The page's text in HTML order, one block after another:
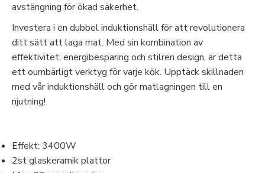
avstängning för ökad säkerhet.
Investera i en dubbel induktionshäll för att revolutionera
ditt sätt att laga mat. Med sin kombination av
effektivitet, energibesparing och stilren design, är detta
ett oumbärligt verktyg för varje kök. Upptäck skillnaden
med vår induktionshäll och gör matlagningen till en
njutning!
Effekt: 3400W
2st glaskeramik plattor